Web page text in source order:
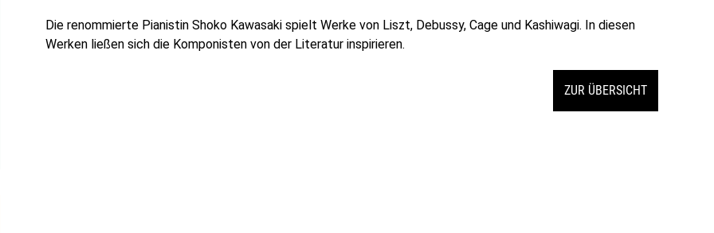
Die renommierte Pianistin Shoko Kawasaki spielt Werke von Liszt, Debussy, Cage und Kashiwagi. In diesen
Werken ließen sich die Komponisten von der Literatur inspirieren.
ZUR ÜBERSICHT